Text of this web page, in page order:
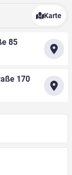
Karte
85
170